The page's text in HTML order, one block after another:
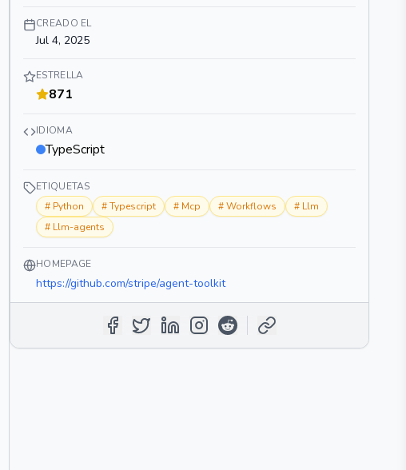
CREADO EL
Jul 4, 2025
ESTRELLA
871
IDIOMA
TypeScript
ETIQUETAS
# Python #Typescript # Mcp #Workflows # Llm
# Llm-agents
HOMEPAGE
https://github.com/stripe/agent-toolkit